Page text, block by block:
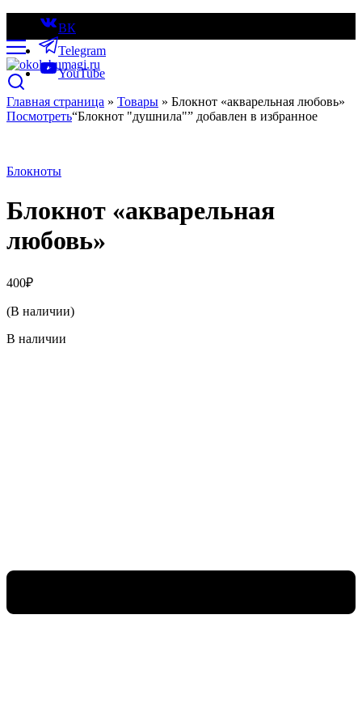
ВК
Telegram
YouTube
Главная страница » Товары » Блокнот «акварельная любовь»
Посмотреть“Блокнот "душнила"” добавлен в избранное
Блокноты
Блокнот «акварельная
любовь»
400₽
(В наличии)
В наличии